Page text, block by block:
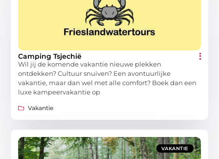
Camping Tsjechië
Wil jij de komende vakantie nieuwe plekken
ontdekken? Cultuur snuiven? Een avontuurlijke
vakantie, maar dan wel met alle comfort? Boek dan een
luxe kampeervakantie op
Vakantie
VAKANTIE